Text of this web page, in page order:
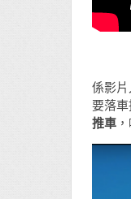
係影
要落
推車